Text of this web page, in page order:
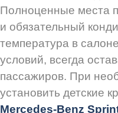
Полноценные места
и обязательный
температура в
условий, всегда
пассажиров. При
установить детские
Mercedes-Benz